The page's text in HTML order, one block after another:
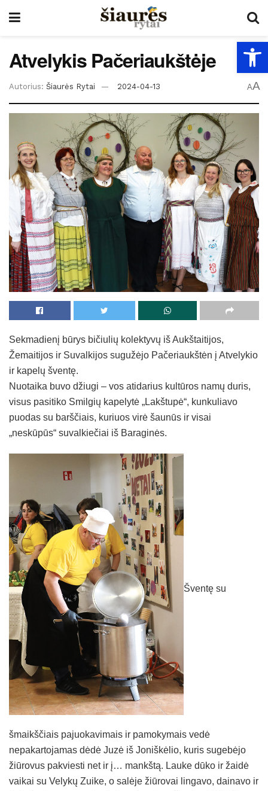
Atvelykis Pačeriaukštėje
Autorius: Šiaurės Rytai 2024-04-13 AA
Sekmadienį būrys bičiulių kolektyvų iš Aukštaitijos,
Žemaitijos ir Suvalkijos sugužėjo Pačeriaukštėn į Atvelykio
ir kapelų šventę.
Nuotaika buvo džiugi – vos atidarius kultūros namų duris,
visus pasitiko Smilgių kapelytė „Lakštupė“, kunkuliavo
puodas su barščiais, kuriuos virė šaunūs ir visai
„neskūpūs“ suvalkiečiai iš Baraginės.
Šventę su
šmaikščiais pajuokavimais ir pamokymais vedė
nepakartojamas dėdė Juzė iš Joniškėlio, kuris sugebėjo
žiūrovus pakviesti net ir į… mankštą. Lauke dūko ir žaidė
vaikai su Velykų Zuike, o salėje žiūrovai lingavo, dainavo ir